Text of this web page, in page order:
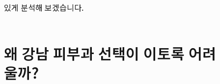
있게 분석해 보겠습니다.
왜 강남 피부과 선택이 이토록 어려
울까?